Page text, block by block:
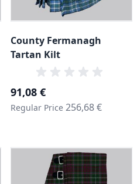
County Fermanagh
Tartan Kilt
Special Price
91,08 €
Regular Price 256,68 €